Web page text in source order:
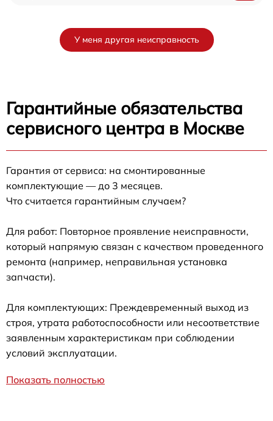
У меня другая неисправность
Гарантийные обязательства
сервисного центра в Москве
Гарантия от сервиса: на смонтированные
комплектующие — до 3 месяцев.
Что считается гарантийным случаем?
Для работ: Повторное проявление неисправности,
который напрямую связан с качеством проведенного
ремонта (например, неправильная установка
запчасти).
Для комплектующих: Преждевременный выход из
строя, утрата работоспособности или несоответствие
заявленным характеристикам при соблюдении
условий эксплуатации.
Показать полностью